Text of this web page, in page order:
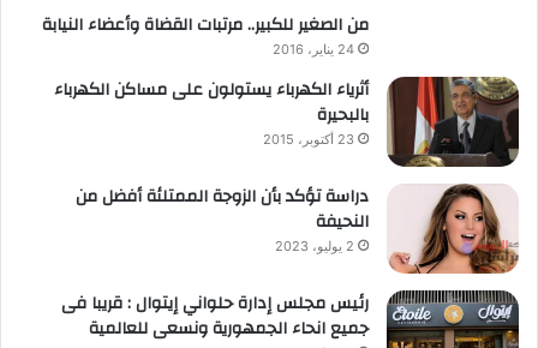
من الصغير للكبير.. مرتبات القضاة وأعضاء النيابة
24 يناير، 2016
أثرياء الكهرباء يستولون على مساكن الكهرباء
بالبحيرة
23 أكتوبر، 2015
دراسة تؤكد بأن الزوجة الممتلئة أفضل من
النحيفة
2 يوليو، 2023
رئيس مجلس إدارة حلواني إيتوال : قريبا فى
جميع انحاء الجمهورية ونسعى للعالمية